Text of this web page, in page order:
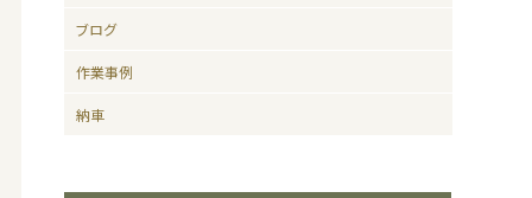
ブログ
作業事例
納車